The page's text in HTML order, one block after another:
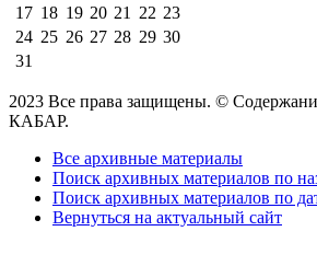
17 18 19 20 21 22 23
24 25 26 27 28 29 30
31
2023 Все права защищены. ©
КАБАР.
Все архивные материалы
Поиск архивных материалов по
Поиск архивных материалов по
Вернуться на актуальный сайт